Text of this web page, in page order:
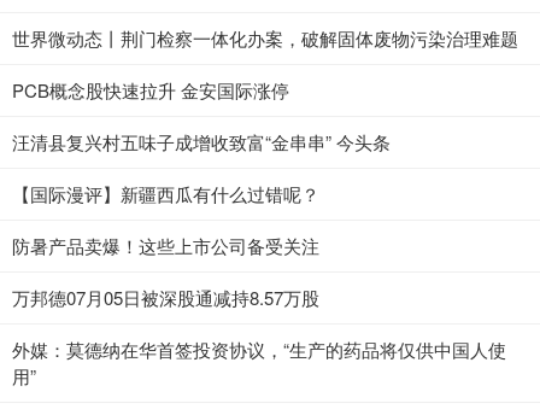
世界微动态丨荆门检察一体化办案，破解固体废物污染治理难题
PCB概念股快速拉升 金安国际涨停
汪清县复兴村五味子成增收致富“金串串” 今头条
【国际漫评】新疆西瓜有什么过错呢？
防暑产品卖爆！这些上市公司备受关注
万邦德07月05日被深股通减持8.57万股
外媒：莫德纳在华首签投资协议，“生产的药品将仅供中国人使
用”